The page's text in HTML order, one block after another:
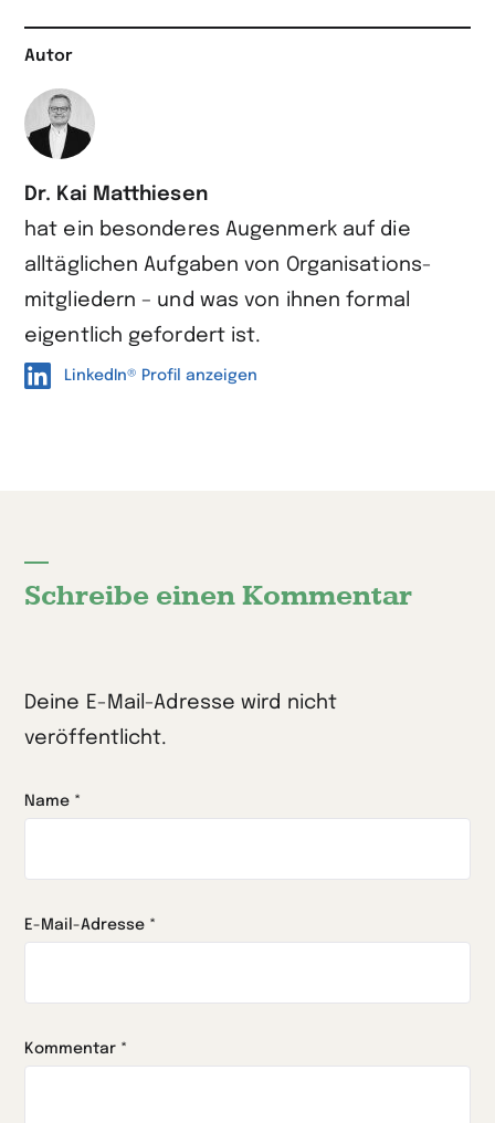
Autor
Dr. Kai Matthiesen
hat ein besonderes Augen­merk auf die
alltäglichen Aufgaben von Organisations­
mitgliedern – und was von ihnen formal
eigentlich gefordert ist.
LinkedIn® Profil anzeigen
Schreibe einen Kommentar
Deine E-Mail-Adresse wird nicht
veröffentlicht.
Name *
E-Mail-Adresse *
Kommentar *